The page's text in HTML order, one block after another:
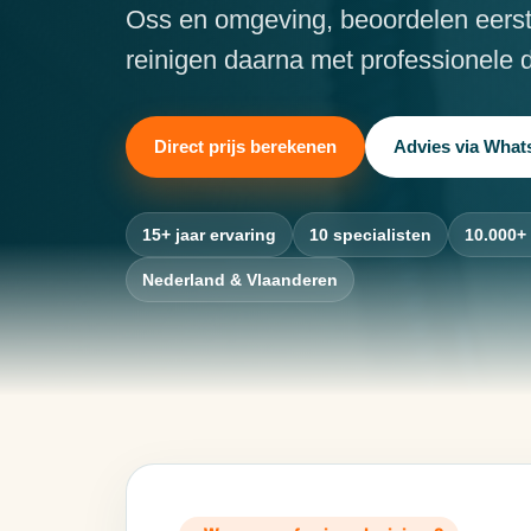
Oss en omgeving, beoordelen
reinigen daarna met professionele
Direct prijs berekenen Advies via
15+ jaar ervaring 10 specialisten
Nederland & Vlaanderen